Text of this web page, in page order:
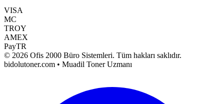
VISA
MC
TROY
AMEX
PayTR
© 2026 Ofis 2000 Büro Sistemleri. Tüm hakları saklıdır.
bidolutoner.com • Muadil Toner Uzmanı